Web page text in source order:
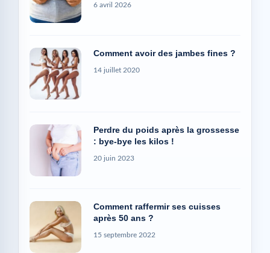
6 avril 2026
Comment avoir des jambes fines ?
14 juillet 2020
Perdre du poids après la grossesse
: bye-bye les kilos !
20 juin 2023
Comment raffermir ses cuisses
après 50 ans ?
15 septembre 2022